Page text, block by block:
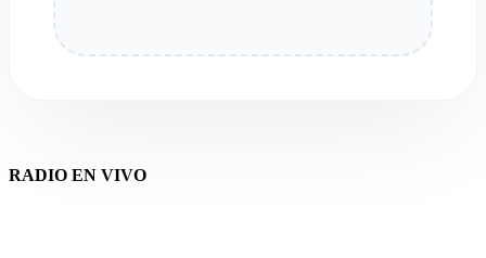
RADIO EN VIVO